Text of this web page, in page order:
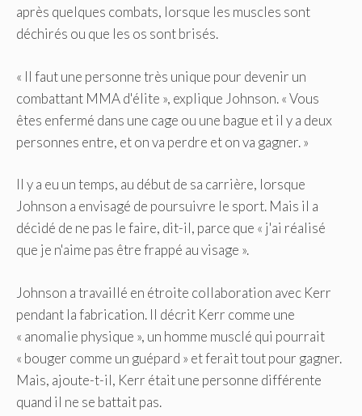
après quelques combats, lorsque les muscles sont
déchirés ou que les os sont brisés.
« Il faut une personne très unique pour devenir un
combattant MMA d'élite », explique Johnson. « Vous
êtes enfermé dans une cage ou une bague et il y a deux
personnes entre, et on va perdre et on va gagner. »
Il y a eu un temps, au début de sa carrière, lorsque
Johnson a envisagé de poursuivre le sport. Mais il a
décidé de ne pas le faire, dit-il, parce que « j'ai réalisé
que je n'aime pas être frappé au visage ».
Johnson a travaillé en étroite collaboration avec Kerr
pendant la fabrication. Il décrit Kerr comme une
« anomalie physique », un homme musclé qui pourrait
« bouger comme un guépard » et ferait tout pour gagner.
Mais, ajoute-t-il, Kerr était une personne différente
quand il ne se battait pas.